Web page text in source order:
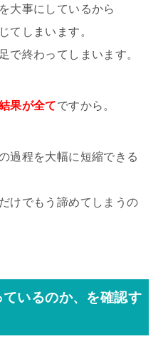
大事にしているから
てしまいます。
で終わってしまいます。
果が全てですから。
過程を大幅に短縮できる
けでもう諦めてしまうの
いるのか、を確認す